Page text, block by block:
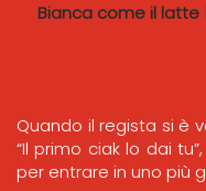
Bianca come il latte
Quando il regista si è
“Il primo ciak lo dai
per entrare in uno più